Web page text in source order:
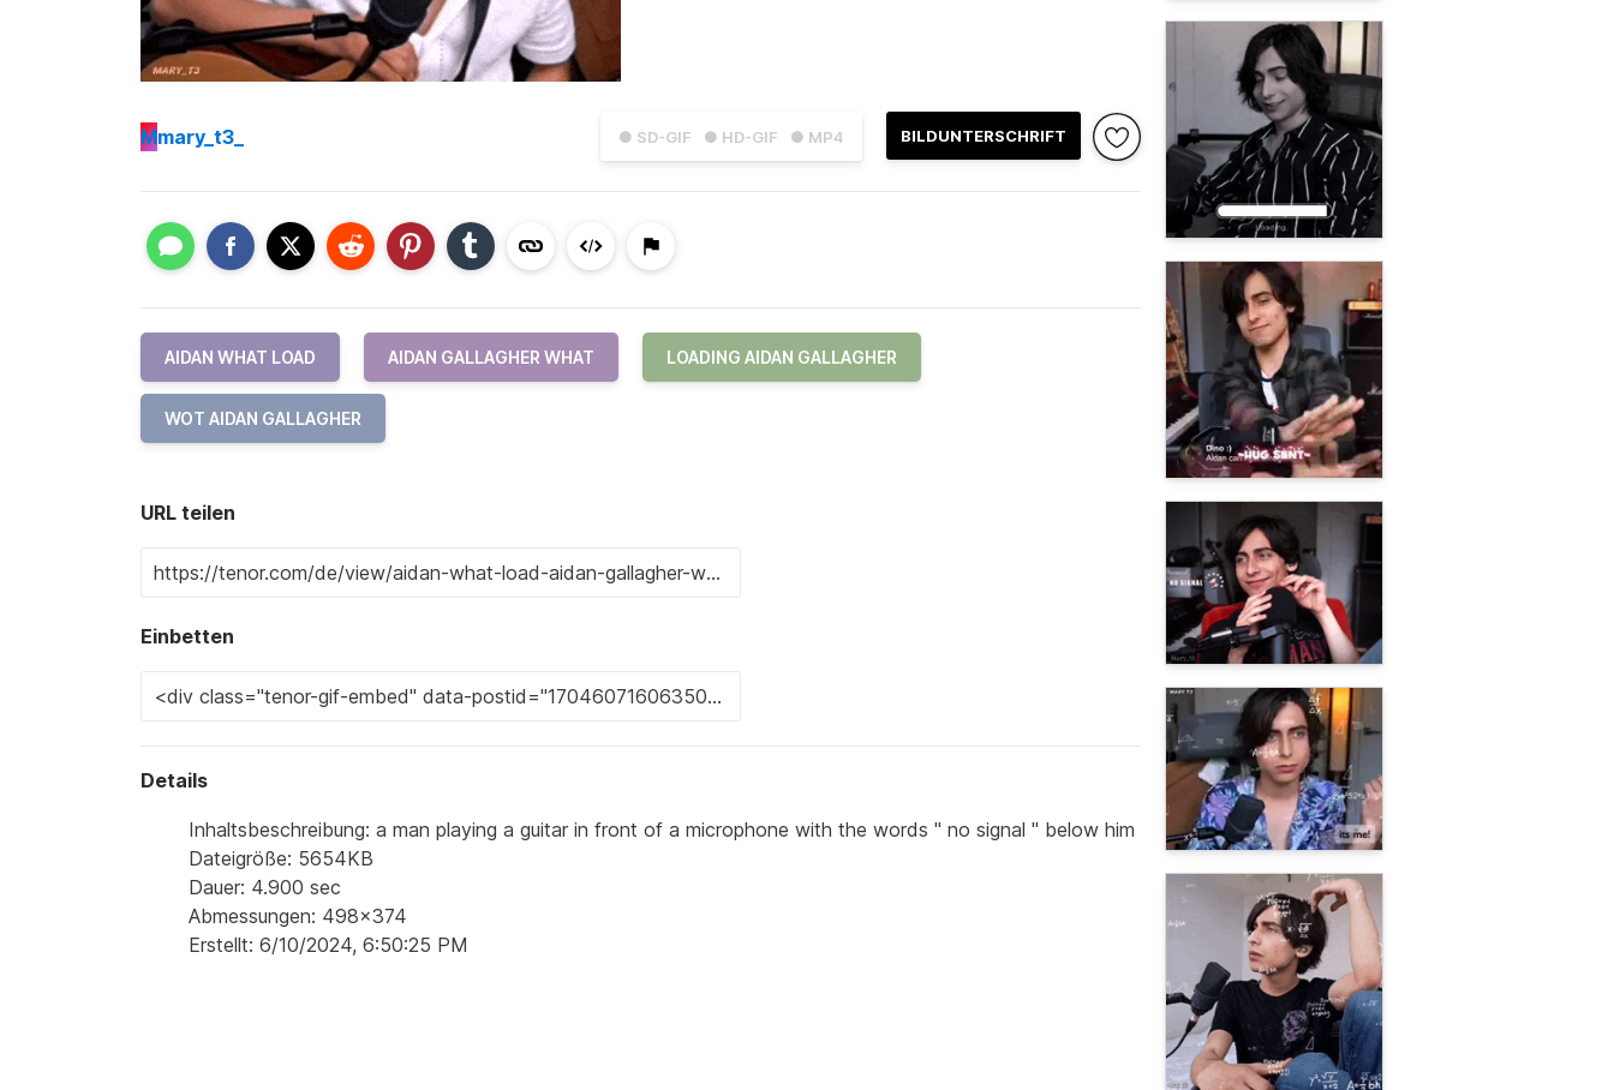
● SD-GIF ● HD-GIF ● MP4 BILDUNTERSCHRIFT
Mmary_t3_
AIDAN WHAT LOAD AIDAN GALLAGHER WHAT LOADING AIDAN GALLAGHER
WOT AIDAN GALLAGHER
URL teilen
Einbetten
Details
Inhaltsbeschreibung: a man playing a guitar in front of a microphone with the words " no signal " below him
Dateigröße: 5654KB
Dauer: 4.900 sec
Abmessungen: 498x374
Erstellt: 6/10/2024, 6:50:25 PM